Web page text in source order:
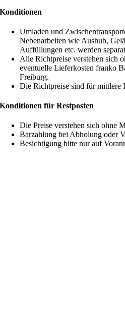
Konditionen
Umladen und
Nebenarbeiten wie Aushub,
Auffüllungen etc. werden
Alle Richtpreise verstehen sich
eventuelle Lieferkosten franko
Freiburg.
Die Richtpreise sind für mittlere
Konditionen für Restposten
Die Preise verstehen sich ohne
Barzahlung bei Abholung oder
Besichtigung bitte nur auf